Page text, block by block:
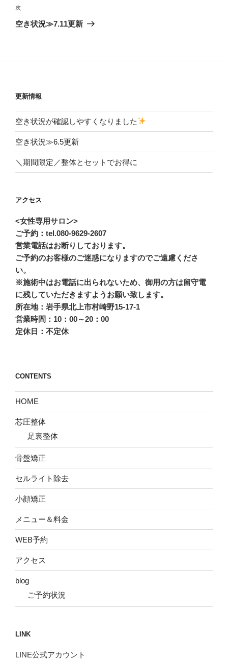
ビ
ゲ
稿
次
の
次
空き状況≫7.11更新
更新情報
空き状況が確認しやすくなりました
空き状況≫6.5更新
＼期間限定／整体とセットでお得に
アクセス
<女性専用サロン>
ご予約：tel.080-9629-2607
営業電話はお断りしております。
ご予約のお客様のご迷惑になりますのでご遠慮くださ
い。
※施術中はお電話に出られないため、御用の方は留守電
に残していただきますようお願い致します。
所在地：岩手県北上市村崎野15-17-1
営業時間：10：00～20：00
定休日：不定休
CONTENTS
HOME
芯圧整体
足裏整体
骨盤矯正
セルライト除去
小顔矯正
メニュー＆料金
WEB予約
アクセス
blog
ご予約状況
LINK
LINE公式アカウント